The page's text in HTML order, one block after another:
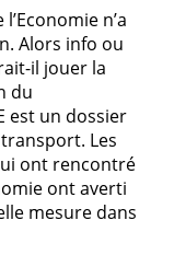
n’a
Alors info ou
il jouer la
du
est un dossier
Les
ont rencontré
ont averti
mesure dans